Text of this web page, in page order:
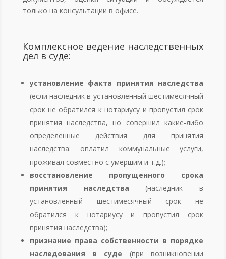
только на консультации в офисе.
Комплексное ведение наследственных
дел в суде:
установление факта принятия наследства
(если наследник в установленный шестимесячный
срок не обратился к нотариусу и пропустил срок
принятия наследства, но совершил какие-либо
определенные действия для принятия
наследства: оплатил коммунальные услуги,
проживал совместно с умершим и т.д.);
восстановление пропущенного срока
принятия наследства (наследник в
установленный шестимесячный срок не
обратился к нотариусу и пропустил срок
принятия наследства);
признание права собственности в порядке
наследования в суде (при возникновении